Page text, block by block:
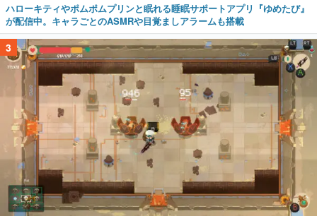
ハローキティやポムポムプリンと眠れる睡眠サポートアプリ『ゆめたび』
が配信中。キャラごとのASMRや目覚ましアラームも搭載
3